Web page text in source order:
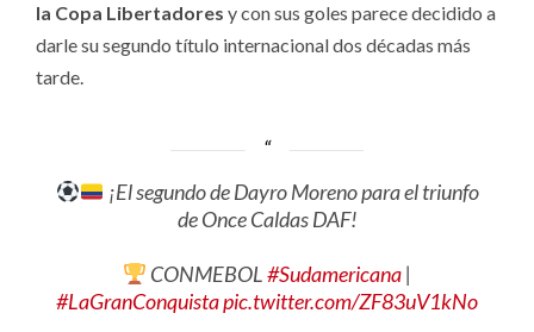
la Copa Libertadores y con sus goles parece decidido a
darle su segundo título internacional dos décadas más
tarde.
¡El segundo de Dayro Moreno para el triunfo
de Once Caldas DAF!
CONMEBOL#Sudamericana|
#LaGranConquistapic.twitter.com/ZF83uV1kNo